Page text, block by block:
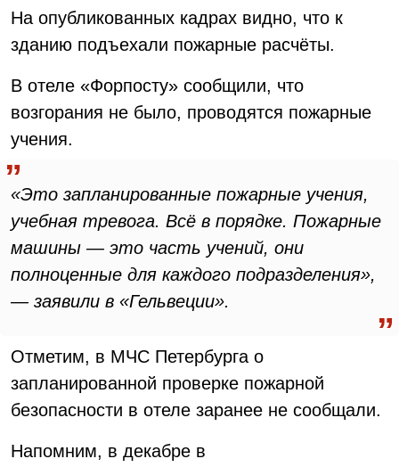
На опубликованных кадрах видно, что к
зданию подъехали пожарные расчёты.
В отеле «Форпосту» сообщили, что
возгорания не было, проводятся пожарные
учения.
«Это запланированные пожарные учения,
учебная тревога. Всё в порядке. Пожарные
машины — это часть учений, они
полноценные для каждого подразделения»,
— заявили в «Гельвеции».
Отметим, в МЧС Петербурга о
запланированной проверке пожарной
безопасности в отеле заранее не сообщали.
Напомним, в декабре в